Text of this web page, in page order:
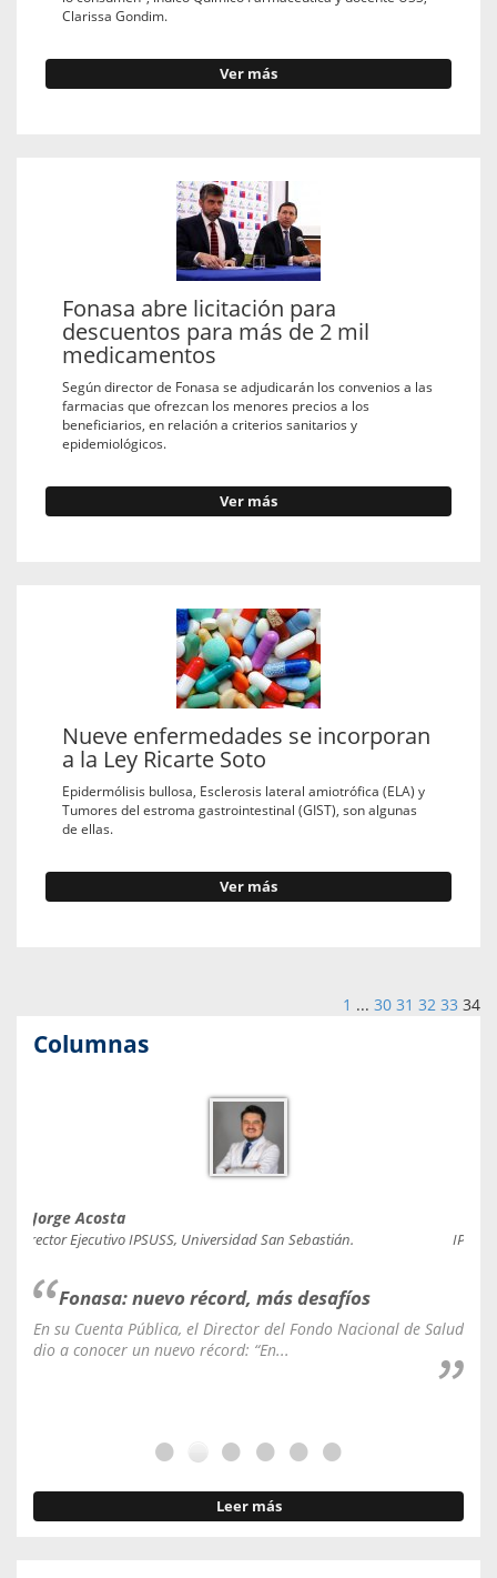
Clarissa Gondim.
Ver más
Fonasa abre licitación para
descuentos para más de 2 mil
medicamentos
Según director de Fonasa se adjudicarán los convenios a las
farmacias que ofrezcan los menores precios a los
beneficiarios, en relación a criterios sanitarios y
epidemiológicos.
Ver más
Nueve enfermedades se incorporan
a la Ley Ricarte Soto
Epidermólisis bullosa, Esclerosis lateral amiotrófica (ELA) y
Tumores del estroma gastrointestinal (GIST), son algunas
de ellas.
Ver más
1 ... 30 31 32 33 34
Columnas
Jorge Acosta
Director Ejecutivo IPSUSS, Universidad San Sebastián.
Fonasa: nuevo récord, más desafíos
En su Cuenta Pública, el Director del Fondo Nacional de Salud
dio a conocer un nuevo récord: “En...
Leer más